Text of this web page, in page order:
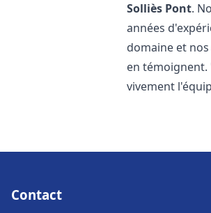
Solliès Pont.
années
domaine et
en témoignent.
vivement
Contact